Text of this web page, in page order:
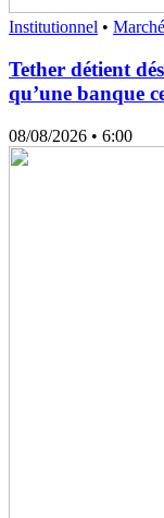
Institutionnel •
Tether détient
qu’une banque
08/08/2026 • 6:00